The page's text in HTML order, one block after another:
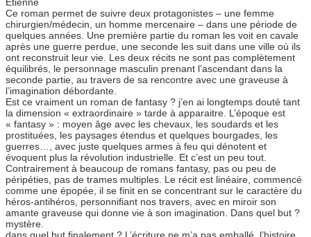
Etienne
Ce roman permet de suivre deux protagonistes – une femme
chirurgien/médecin, un homme mercenaire – dans une période de
quelques années. Une première partie du roman les voit en cavale
après une guerre perdue, une seconde les suit dans une ville où ils
ont reconstruit leur vie. Les deux récits ne sont pas complètement
équilibrés, le personnage masculin prenant l’ascendant dans la
seconde partie, au travers de sa rencontre avec une graveuse à
l’imagination débordante.
Est ce vraiment un roman de fantasy ? j’en ai longtemps douté tant
la dimension « extraordinaire » tarde à apparaitre. L’époque est
« fantasy » : moyen âge avec les chevaux, les soudards et les
prostituées, les paysages étendus et quelques bourgades, les
guerres…, avec juste quelques armes à feu qui dénotent et
évoquent plus la révolution industrielle. Et c’est un peu tout.
Contrairement à beaucoup de romans fantasy, pas ou peu de
péripéties, pas de trames multiples. Le récit est linéaire, commencé
comme une épopée, il se finit en se concentrant sur le caractère du
héros-antihéros, personnifiant nos travers, avec en miroir son
amante graveuse qui donne vie à son imagination. Dans quel but ?
mystère.